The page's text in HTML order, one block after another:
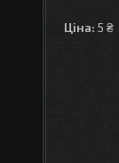
Ціна: 5 ₴